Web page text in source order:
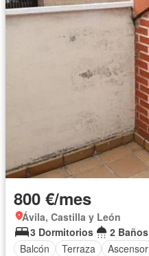
800 €/mes
Ávila, Castilla y León
3 Dormitorios
2 Baños
Balcón
Terraza Ascensor